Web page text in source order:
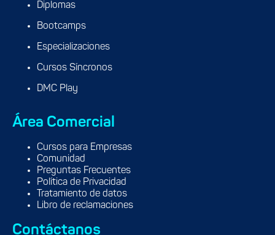
Diplomas
Bootcamps
Especializaciones
Cursos Síncronos
DMC Play
Área Comercial
Cursos para Empresas
Comunidad
Preguntas Frecuentes
Política de Privacidad
Tratamiento de datos
Libro de reclamaciones
Contáctanos